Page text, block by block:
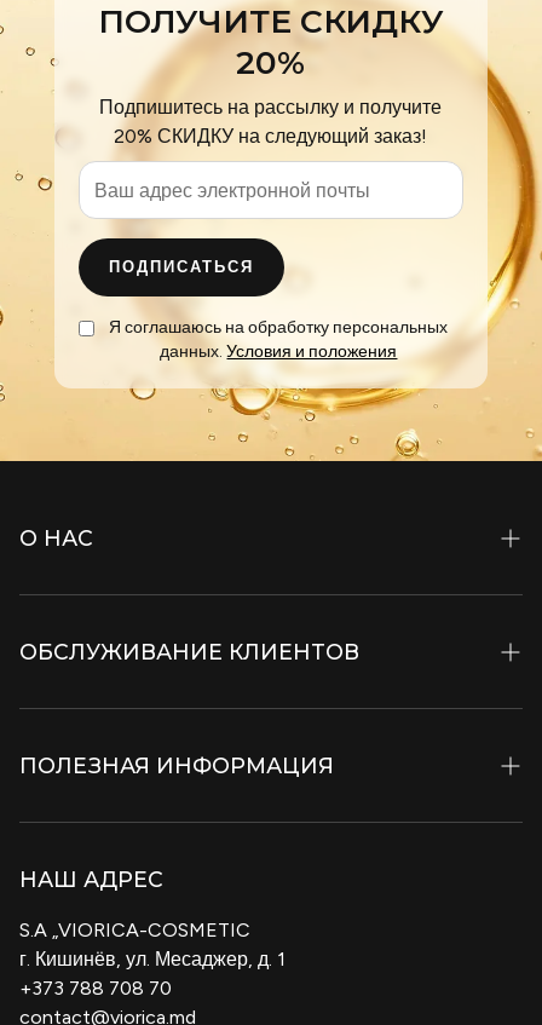
ПОЛУЧИТЕ СКИДКУ
20%
Подпишитесь на рассылку и получите
20% СКИДКУ на следующий заказ!
ПОДПИСАТЬСЯ
Я соглашаюсь на обработку персональных
данных.Условия и положения
О НАС
Ингредиенты
Viopark
Музей Красоты
ОБСЛУЖИВАНИЕ КЛИЕНТОВ
Специализированные журналы
Бонусная карта Виорика
B2B
Cosmeplant
ПОЛЕЗНАЯ ИНФОРМАЦИЯ
Политика конфиденциальности
Условия и положения
Политика Возврата Товаров
НАШ АДРЕС
S.A „VIORICA-COSMETIC
г. Кишинёв, ул. Месаджер, д. 1
+373 788 708 70
contact@viorica.md